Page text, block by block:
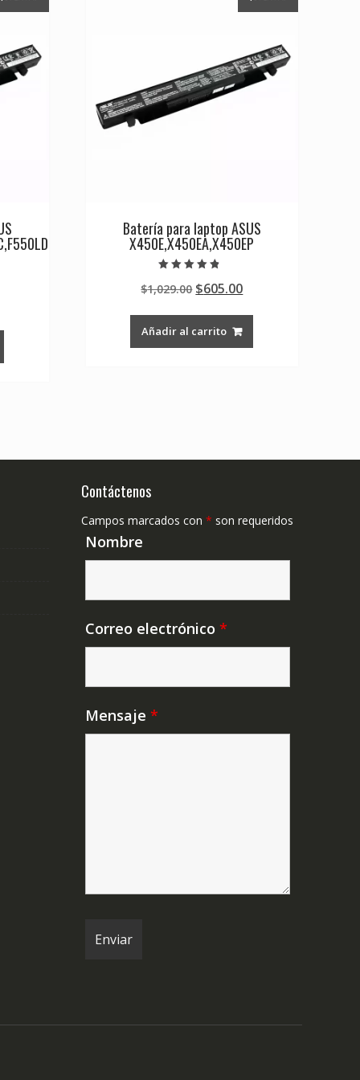
Batería para laptop ASUS
X450E,X450EA,X450EP
4.50
de 5
$1,029.00 Original
was:
$1,029.00.
$605.00Current
Añadir al carrito
Contáctenos
Campos marcados con * son requeridos
Nombre
Correo electrónico *
Mensaje *